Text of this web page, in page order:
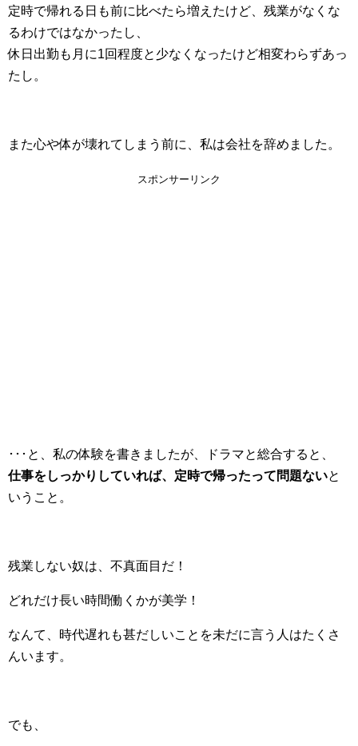
定時で帰れる日も前に比べたら増えたけど、残業がなくな
るわけではなかったし、
休日出勤も月に1回程度と少なくなったけど相変わらずあっ
たし。
また心や体が壊れてしまう前に、私は会社を辞めました。
スポンサーリンク
･･･と、私の体験を書きましたが、ドラマと総合すると、
仕事をしっかりしていれば、定時で帰ったって問題ないと
いうこと。
残業しない奴は、不真面目だ！
どれだけ長い時間働くかが美学！
なんて、時代遅れも甚だしいことを未だに言う人はたくさ
んいます。
でも、